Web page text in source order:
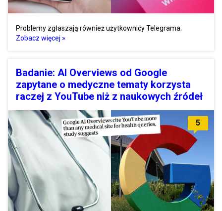
Problemy zgłaszają również użytkownicy Telegrama.
Zobacz więcej »
Badanie: AI Overviews od Google
zapytane o medyczne tematy korzysta
raczej z YouTube niż z naukowych źródeł
5